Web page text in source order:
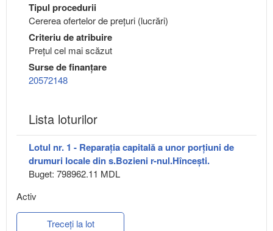
Tipul procedurii
Cererea ofertelor de prețuri (lucrări)
Criteriu de atribuire
Preţul cel mai scăzut
Surse de finanțare
20572148
Lista loturilor
Lotul nr. 1 - Reparația capitală a unor porțiuni de
drumuri locale din s.Bozieni r-nul.Hîncești.
Buget: 798962.11 MDL
Activ
Treceți la lot